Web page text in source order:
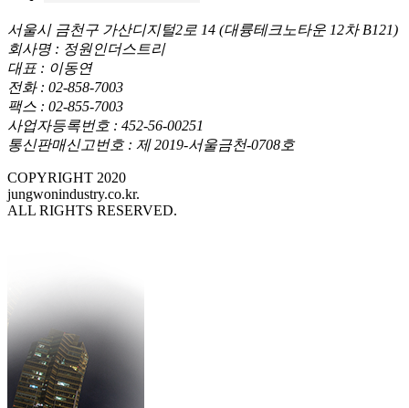
서울시 금천구 가산디지털2로 14 (대륭테크노타운 12차 B121)
회사명 : 정원인더스트리
대표 : 이동연
전화 : 02-858-7003
팩스 : 02-855-7003
사업자등록번호 : 452-56-00251
통신판매신고번호 : 제 2019-서울금천-0708호
COPYRIGHT 2020
jungwonindustry.co.kr.
ALL RIGHTS RESERVED.